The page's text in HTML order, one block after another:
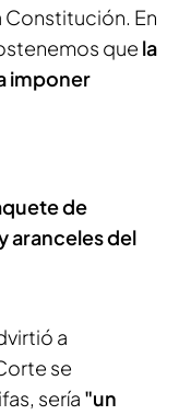
Constitución. En
que la
imponer
de
aranceles del
a
se
sería "un